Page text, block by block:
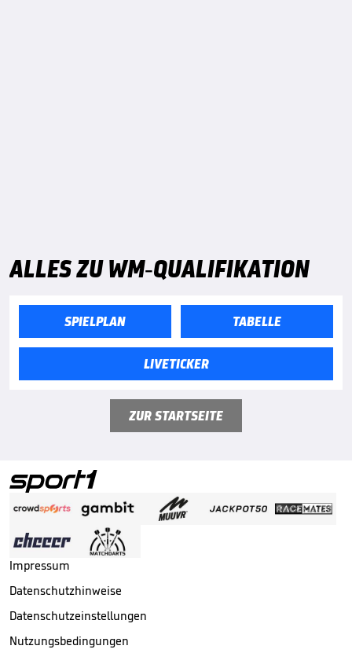
ALLES ZU WM-QUALIFIKATION
SPIELPLAN TABELLE
LIVETICKER
ZUR STARTSEITE
Impressum
Datenschutzhinweise
Datenschutzeinstellungen
Nutzungsbedingungen